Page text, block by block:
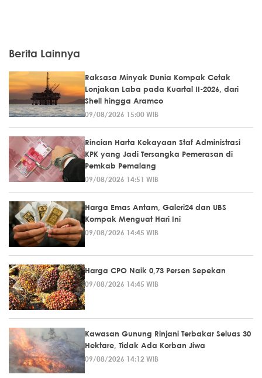
Berita Lainnya
Raksasa Minyak Dunia Kompak Cetak
Lonjakan Laba pada Kuartal II-2026, dari
Shell hingga Aramco
09/08/2026 15:00 WIB
Rincian Harta Kekayaan Staf Administrasi
KPK yang Jadi Tersangka Pemerasan di
Pemkab Pemalang
09/08/2026 14:51 WIB
Harga Emas Antam, Galeri24 dan UBS
Kompak Menguat Hari Ini
09/08/2026 14:45 WIB
Harga CPO Naik 0,73 Persen Sepekan
09/08/2026 14:45 WIB
Kawasan Gunung Rinjani Terbakar Seluas 30
Hektare, Tidak Ada Korban Jiwa
09/08/2026 14:12 WIB